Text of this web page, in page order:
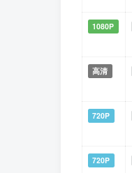
1080P
高清
720P
720P